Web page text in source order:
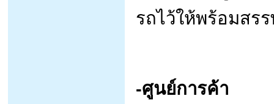
รถไว้ให้พร้อมสร
-ศูนย์การค้า